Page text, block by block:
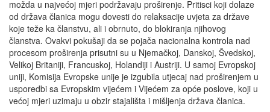
možda u najvećoj mjeri podržavaju proširenje. Pritisci koji dolaze
od država članica mogu dovesti do relaksacije uvjeta za države
koje teže ka članstvu, ali i obrnuto, do blokiranja njihovog
članstva. Ovakvi pokušaji da se pojača nacionalna kontrola nad
procesom proširenja prisutni su u Njemačkoj, Danskoj, Švedskoj,
Velikoj Britaniji, Francuskoj, Holandiji i Austriji. U samoj Evropskoj
uniji, Komisija Evropske unije je izgubila utjecaj nad proširenjem u
usporedbi sa Evropskim vijećem i Vijećem za opće poslove, koji u
većoj mjeri uzimaju u obzir stajališta i mišljenja država članica.